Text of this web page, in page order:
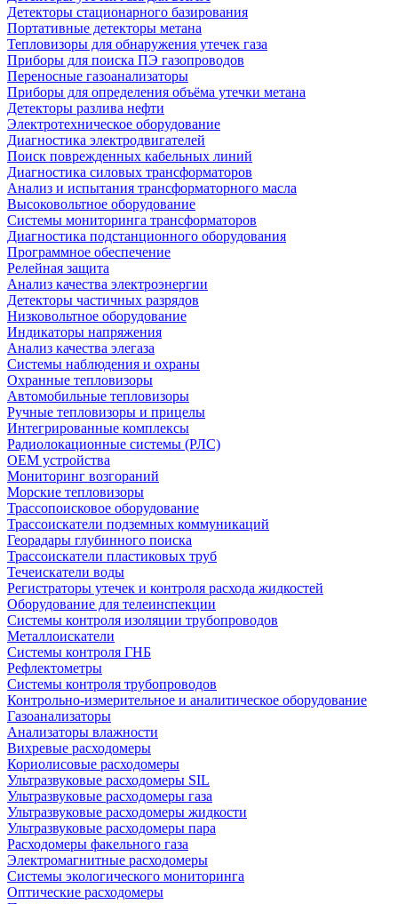
Детекторы стационарного базирования
Портативные детекторы метана
Тепловизоры для обнаружения утечек газа
Приборы для поиска ПЭ газопроводов
Переносные газоанализаторы
Приборы для определения объёма утечки метана
Детекторы разлива нефти
Электротехническое оборудование
Диагностика электродвигателей
Поиск поврежденных кабельных линий
Диагностика силовых трансформаторов
Анализ и испытания трансформаторного масла
Высоковольтное оборудование
Системы мониторинга трансформаторов
Диагностика подстанционного оборудования
Программное обеспечение
Релейная защита
Анализ качества электроэнергии
Детекторы частичных разрядов
Низковольтное оборудование
Индикаторы напряжения
Анализ качества элегаза
Системы наблюдения и охраны
Охранные тепловизоры
Автомобильные тепловизоры
Ручные тепловизоры и прицелы
Интегрированные комплексы
Радиолокационные системы (РЛС)
OEM устройства
Мониторинг возгораний
Морские тепловизоры
Трассопоисковое оборудование
Трассоискатели подземных коммуникаций
Георадары глубинного поиска
Трассоискатели пластиковых труб
Течеискатели воды
Регистраторы утечек и контроля расхода жидкостей
Оборудование для телеинспекции
Cистемы контроля изоляции трубопроводов
Металлоискатели
Системы контроля ГНБ
Рефлектометры
Системы контроля трубопроводов
Контрольно-измерительное и аналитическое оборудование
Газоанализаторы
Анализаторы влажности
Вихревые расходомеры
Кориолисовые расходомеры
Ультразвуковые расходомеры SIL
Ультразвуковые расходомеры газа
Ультразвуковые расходомеры жидкости
Ультразвуковые расходомеры пара
Расходомеры факельного газа
Электромагнитные расходомеры
Системы экологического мониторинга
Оптические расходомеры